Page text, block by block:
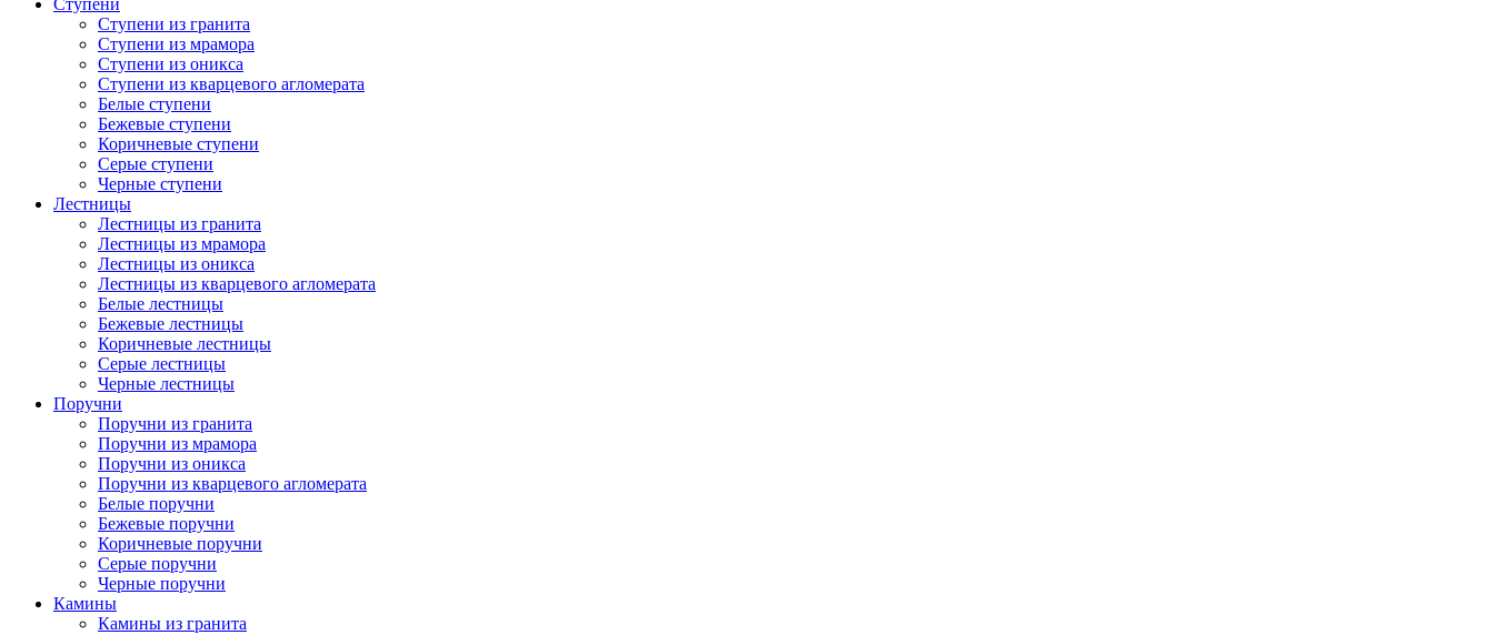
Ступени
Ступени из гранита
Ступени из мрамора
Ступени из оникса
Ступени из кварцевого агломерата
Белые ступени
Бежевые ступени
Коричневые ступени
Серые ступени
Черные ступени
Лестницы
Лестницы из гранита
Лестницы из мрамора
Лестницы из оникса
Лестницы из кварцевого агломерата
Белые лестницы
Бежевые лестницы
Коричневые лестницы
Серые лестницы
Черные лестницы
Поручни
Поручни из гранита
Поручни из мрамора
Поручни из оникса
Поручни из кварцевого агломерата
Белые поручни
Бежевые поручни
Коричневые поручни
Серые поручни
Черные поручни
Камины
Камины из гранита